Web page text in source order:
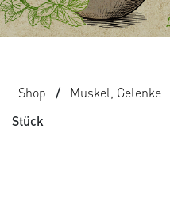
Shop / Muskel, Gelenke
Stück